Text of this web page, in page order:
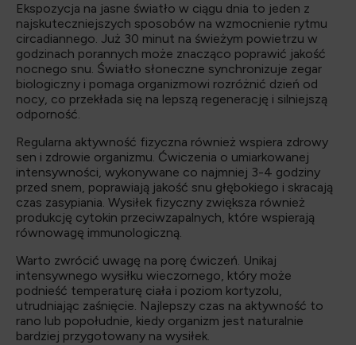
Ekspozycja na jasne światło w ciągu dnia to jeden z
najskuteczniejszych sposobów na wzmocnienie rytmu
circadiannego. Już 30 minut na świeżym powietrzu w
godzinach porannych może znacząco poprawić jakość
nocnego snu. Światło słoneczne synchronizuje zegar
biologiczny i pomaga organizmowi rozróżnić dzień od
nocy, co przekłada się na lepszą regenerację i silniejszą
odporność.
Regularna aktywność fizyczna również wspiera zdrowy
sen i zdrowie organizmu. Ćwiczenia o umiarkowanej
intensywności, wykonywane co najmniej 3-4 godziny
przed snem, poprawiają jakość snu głębokiego i skracają
czas zasypiania. Wysiłek fizyczny zwiększa również
produkcję cytokin przeciwzapalnych, które wspierają
równowagę immunologiczną.
Warto zwrócić uwagę na porę ćwiczeń. Unikaj
intensywnego wysiłku wieczornego, który może
podnieść temperaturę ciała i poziom kortyzolu,
utrudniając zaśnięcie. Najlepszy czas na aktywność to
rano lub popołudnie, kiedy organizm jest naturalnie
bardziej przygotowany na wysiłek.